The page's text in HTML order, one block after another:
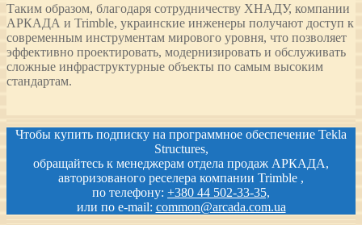
Таким образом, благодаря сотрудничеству ХНАДУ, компании
АРКАДА и Trimble, украинские инженеры получают доступ к
современным инструментам мирового уровня, что позволяет
эффективно проектировать, модернизировать и обслуживать
сложные инфраструктурные объекты по самым высоким
стандартам.
Чтобы купить подписку на программное обеспечение Tekla
Structures,
обращайтесь к менеджерам отдела продаж АРКАДА,
авторизованого реселера компании Trimble ,
по телефону: +380 44 502-33-35,
или по e-mail: common@arcada.com.ua